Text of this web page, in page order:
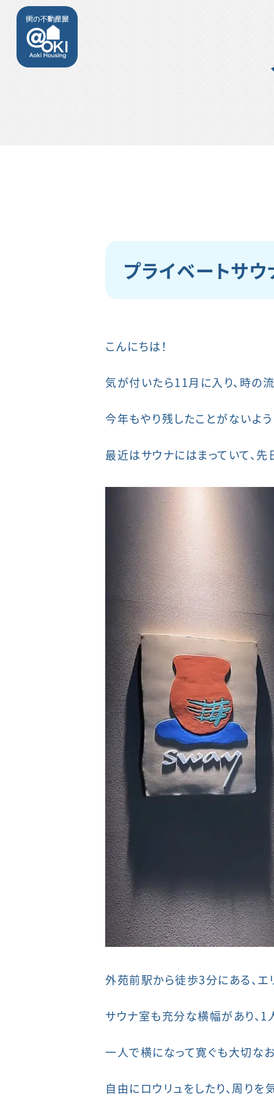
プライベートサウ
こんにちは！
気が付いたら11月に入り、時の
今年もやり残したことがないよ
最近はサウナにはまっていて、
外苑前駅から徒歩3分にある、エ
サウナ室も充分な横幅があり、1
一人で横になって寛ぐも大切な
自由にロウリュをしたり、周り